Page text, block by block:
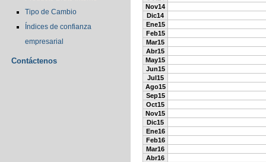
Tipo de Cambio
Índices de confianza
empresarial
Contáctenos
Nov14
Dic14
Ene15
Feb15
Mar15
Abr15
May15
Jun15
Jul15
Ago15
Sep15
Oct15
Nov15
Dic15
Ene16
Feb16
Mar16
Abr16